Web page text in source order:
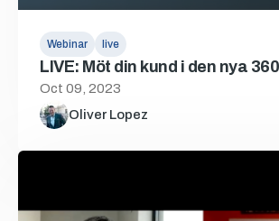
Webinar live
LIVE: Möt din kund i den nya
Oct 09, 2023
Oliver Lopez